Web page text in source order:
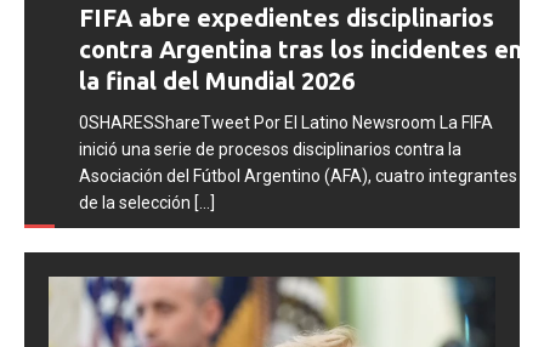
FIFA abre expedientes disciplinarios
contra Argentina tras los incidentes en
la final del Mundial 2026
0SHARESShareTweet Por El Latino Newsroom La FIFA
inició una serie de procesos disciplinarios contra la
Asociación del Fútbol Argentino (AFA), cuatro integrantes
de la selección[...]